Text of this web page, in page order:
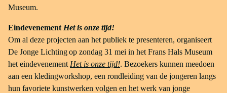
Museum.
Eindevenement Het is onze tijd!
Om al deze projecten aan het publiek te presenteren, organiseert
De Jonge Lichting op zondag 31 mei in het Frans Hals Museum
het eindevenement Het is onze tijd!. Bezoekers kunnen meedoen
aan een kledingworkshop, een rondleiding van de jongeren langs
hun favoriete kunstwerken volgen en het werk van jonge